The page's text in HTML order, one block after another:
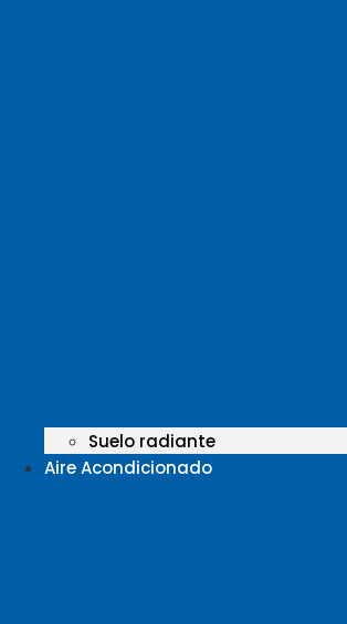
Suelo radiante
Aire Acondicionado